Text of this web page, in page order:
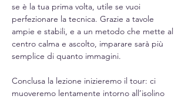
se è la tua prima volta, utile se vuoi
perfezionare la tecnica. Grazie a tavole
ampie e stabili, e a un metodo che mette al
centro calma e ascolto, imparare sarà più
semplice di quanto immagini.
Conclusa la lezione inizieremo il tour: ci
muoveremo lentamente intorno all’isolino